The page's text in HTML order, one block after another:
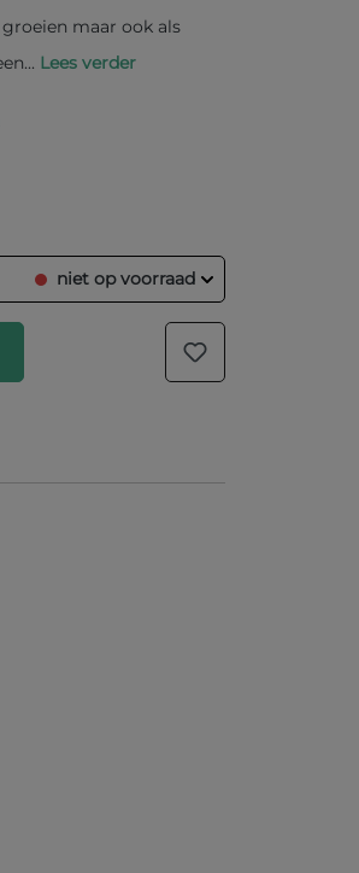
maar ook als
Lees verder
niet op voorraad
veld in en wij laten